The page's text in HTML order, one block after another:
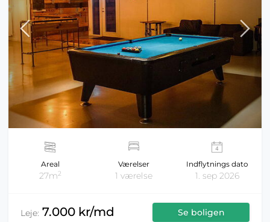
Areal
27m2
Værelser
1 værelse
Indflytnings dato
1. sep 2026
Leje: 7.000 kr/md Se boligen